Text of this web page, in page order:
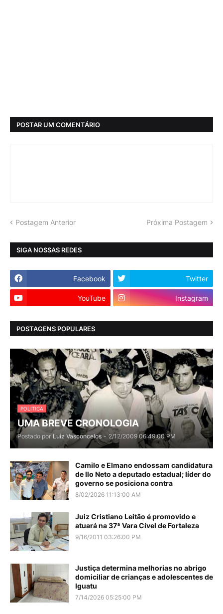
POSTAR UM COMENTÁRIO
Postagem Anterior Próxima Postagem
SIGA NOSSAS REDES
Facebook Twitter
YouTube Instagram
POSTAGENS POPULARES
POLITICA
UMA BREVE CRONOLOGIA
Postado por Luiz Vasconcelos - 2/12/2009 06:49:00 PM
Camilo e Elmano endossam candidatura
de Ilo Neto a deputado estadual; líder do
governo se posiciona contra
8/02/2026 11:13:00 AM
Juiz Cristiano Leitão é promovido e
atuará na 37ª Vara Cível de Fortaleza
9/16/2011 03:26:00 PM
Justiça determina melhorias no abrigo
domiciliar de crianças e adolescentes de
Iguatu
7/14/2026 05:25:00 PM